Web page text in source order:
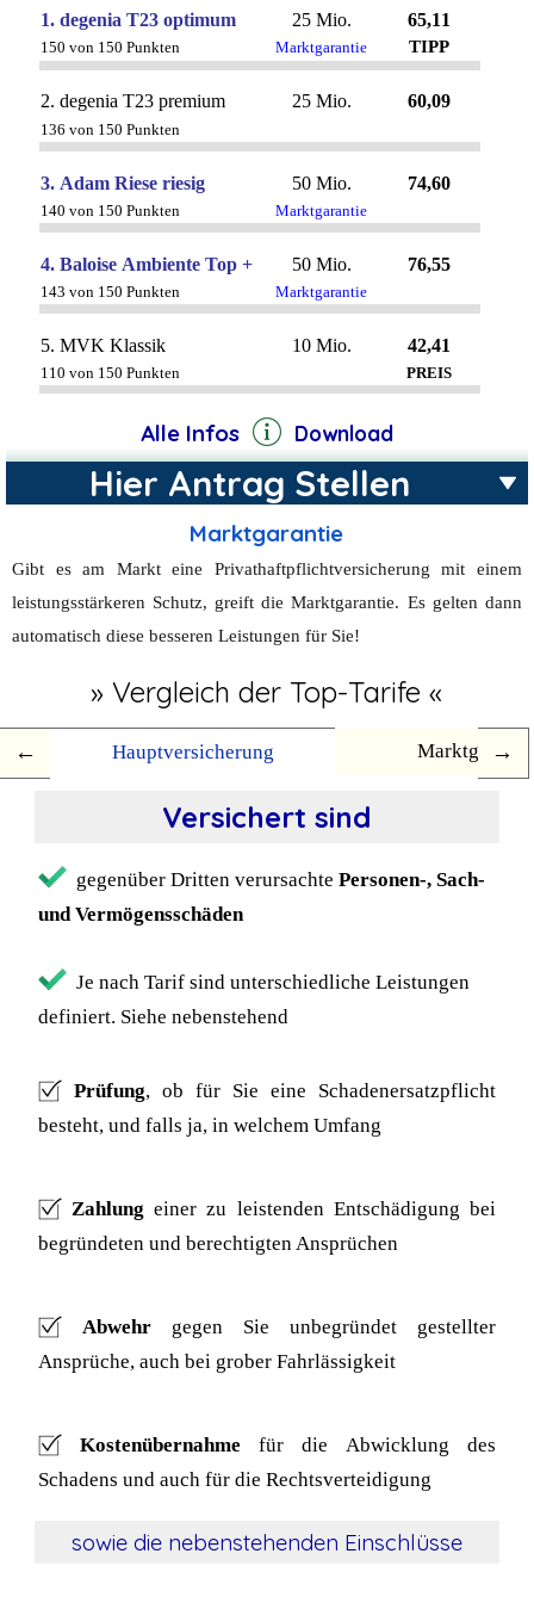
Alle Infos Download
Hier Antrag Stellen
Marktgarantie
Gibt es am Markt eine Privathaftpflichtversicherung mit einem
leistungsstärkeren Schutz, greift die Marktgarantie. Es gelten dann
automatisch diese besseren Leistungen für Sie!
» Vergleich der Top-Tarife «
Hauptversicherung
Versichert sind
gegenüber Dritten verursachte Personen-, Sach-
und Vermögensschäden
Je nach Tarif sind unterschiedliche Leistungen
definiert. Siehe nebenstehend
Prüfung, ob für Sie eine Schadenersatzpflicht
besteht, und falls ja, in welchem Umfang
Zahlung einer zu leistenden Entschädigung bei
begründeten und berechtigten Ansprüchen
Abwehrgegen Sie unbegründet gestellter
Ansprüche, auch bei grober Fahrlässigkeit
Kostenübernahme für die Abwicklung des
Schadens und auch für die Rechtsverteidigung
sowie die nebenstehenden Einschlüsse